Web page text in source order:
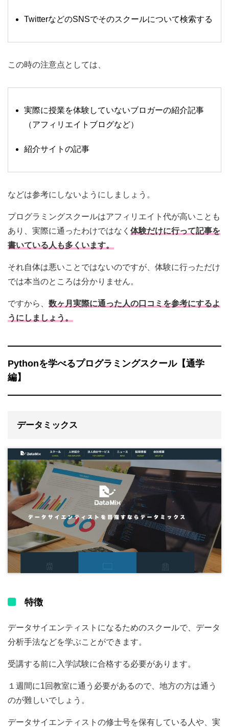
TwitterなどのSNSでそのスクールについて検索する
この時の注意点としては、
実際に授業を体験していないブロガーの紹介記事
（アフィリエイトブログなど）
紹介サイトの記事
などは参考にしないようにしましょう。
プログラミングスクールはアフィリエイト代が高いことも
あり、実際に通ったわけではなく 体験だけに行って記事を
書いている人も多くいます。
それ自体は悪いことではないのですが、体験に行っただけ
では本当のところは分かりません。
ですから、 数ヶ月実際に通った人の口コミを参考にするよ
うにしましょう。
Pythonを学べるプログラミングスクール【通学
編】
データミックス
特徴
データサイエンティストになるためのスクールで、データ
分析手法などを学ぶことができます。
受講する前に入学試験に合格する必要があります。
１週間に1回教室に通う必要があるので、地方の方は通う
のが難しいでしょう。
データサイエンティストの修士号を保有している人や、実